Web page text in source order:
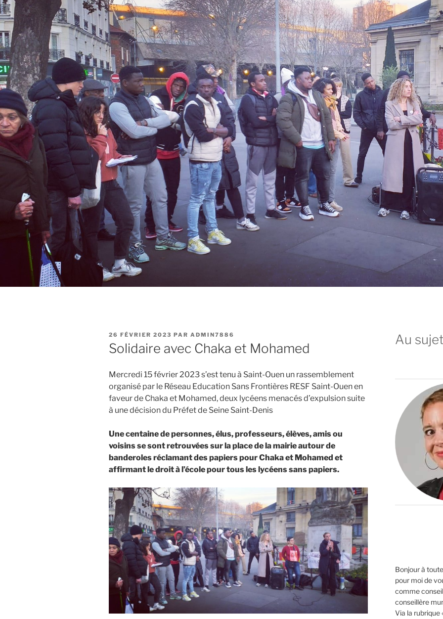
PUBLIÉ
LE
26 FÉVRIER 2023 PAR ADMIN7886
Solidaire avec Chaka et Mohamed
Mercredi 15 février 2023 s’est tenu à Saint-Ouen un rassemblement
organisé par le Réseau Education Sans Frontières RESF Saint-Ouen en
faveur de Chaka et Mohamed, deux lycéens menacés d’expulsion suite
à une décision du Préfet de Seine Saint-Denis
Une centaine de personnes, élus, professeurs, élèves, amis ou
voisins se sont retrouvées sur la place de la mairie autour de
banderoles réclamant des papiers pour Chaka et Mohamed et
affirmant le droit à l’école pour tous les lycéens sans papiers.
Au
Bonjour à
pour moi de
comme
conseillère
Via la rubrique